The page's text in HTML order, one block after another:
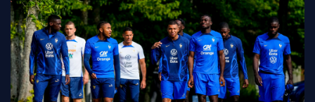
PSG
LIGUE 1
REAL MADRID
FC BARCELONE
MANCHESTER UNITED
CHELSEA